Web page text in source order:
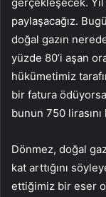
gerçekleşecek.
paylaşacağız.
doğal gazın
yüzde 80’i aşan
hükümetimiz
bir fatura
bunun 750
Dönmez, doğal
kat arttığını
ettiğimiz bir eser